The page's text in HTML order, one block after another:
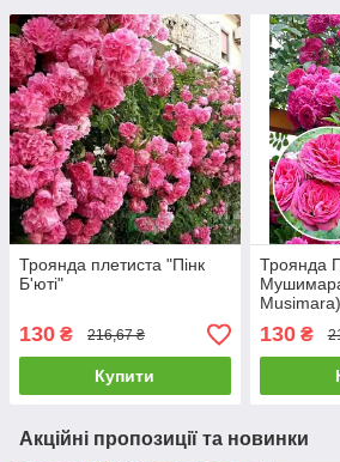
Троянда плетиста "Пінк
Б'юті"
130 ₴ 216,67 ₴
Купити
Троянда
Musimara)
130₴
Акційні пропозиції та новинки